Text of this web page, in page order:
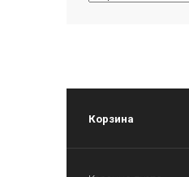
Корзина